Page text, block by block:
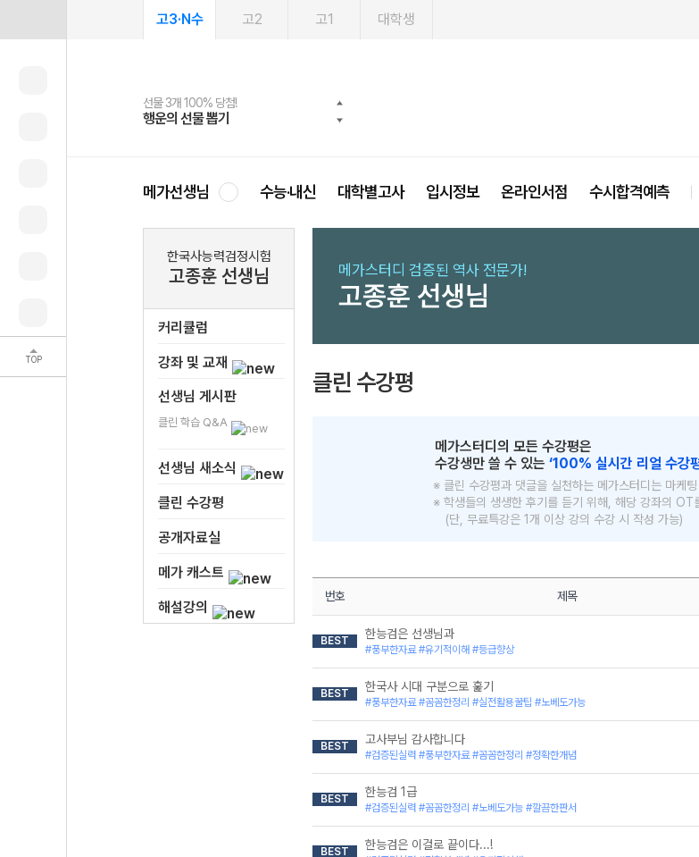
TOP
고3·N수 고2 고1 대학생
선물 3개 100% 당첨!
행운의 선물 뽑기
선물 100% 증정!
메가스터디 X 올리브
여름방학 스터디 캐시백
메가런 썸머스쿨
2027 러셀 단과
강사 공개선발
스마트러닝앱
설문 EVENT
메가패스
3일 무료 체험권
메가패스 수강생 무료혜택!
메가클럽 멤버십
사회공헌 캠페인
희망이룸 메가나눔
메가선생님 수능·내신 대학별고사 입시정보 온라인서점 수시합격예측
한국사능력검정시험
고종훈 선생님
커리큘럼
강좌 및 교재
선생님 게시판
클린 학습 Q&A
선생님 새소식
클린 수강평
공개자료실
메가 캐스트
해설강의
메가스터디 검증된 역사 전문가!
고종훈 선생님
클린 수강평
메가스터디의 모든 수강평은
수강생만 쓸 수 있는 ‘100% 실시간 리얼 수강
※ 클린 수강평과 댓글을 실천하는 메가스터디는 마케
※ 학생들의 생생한 후기를 듣기 위해, 해당 강좌의
(단, 무료특강은 1개 이상 강의 수강 시 작성 가능)
번호 제목
BEST 한능검은 선생님과
#풍부한자료 #유기적이해 #등급향상
BEST 한국사 시대 구분으로 훑기
#풍부한자료 #꼼꼼한정리 #실전활용꿀팁 #노베도가능
BEST 고사부님 감사합니다
#검증된실력 #풍부한자료 #꼼꼼한정리 #정확한개념
BEST 한능검 1급
#검증된실력 #꼼꼼한정리 #노베도가능 #깔끔한판서
BEST 한능검은 이걸로 끝이다...!